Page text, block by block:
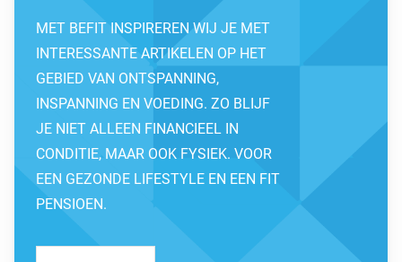
MET BEFIT INSPIREREN WIJ JE MET
INTERESSANTE ARTIKELEN OP HET
GEBIED VAN ONTSPANNING,
INSPANNING EN VOEDING. ZO BLIJF
JE NIET ALLEEN FINANCIEEL IN
CONDITIE, MAAR OOK FYSIEK. VOOR
EEN GEZONDE LIFESTYLE EN EEN FIT
PENSIOEN.